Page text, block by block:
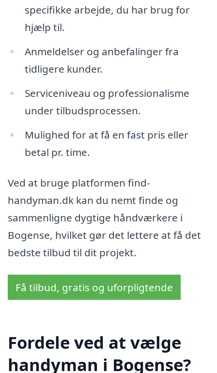
specifikke arbejde, du har brug for
hjælp til.
Anmeldelser og anbefalinger fra
tidligere kunder.
Serviceniveau og professionalisme
under tilbudsprocessen.
Mulighed for at få en fast pris eller
betal pr. time.
Ved at bruge platformen find-
handyman.dk kan du nemt finde og
sammenligne dygtige håndværkere i
Bogense, hvilket gør det lettere at få det
bedste tilbud til dit projekt.
Få tilbud, gratis og uforpligtende
Fordele ved at vælge
handyman i Bogense?